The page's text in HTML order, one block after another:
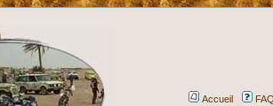
Accueil